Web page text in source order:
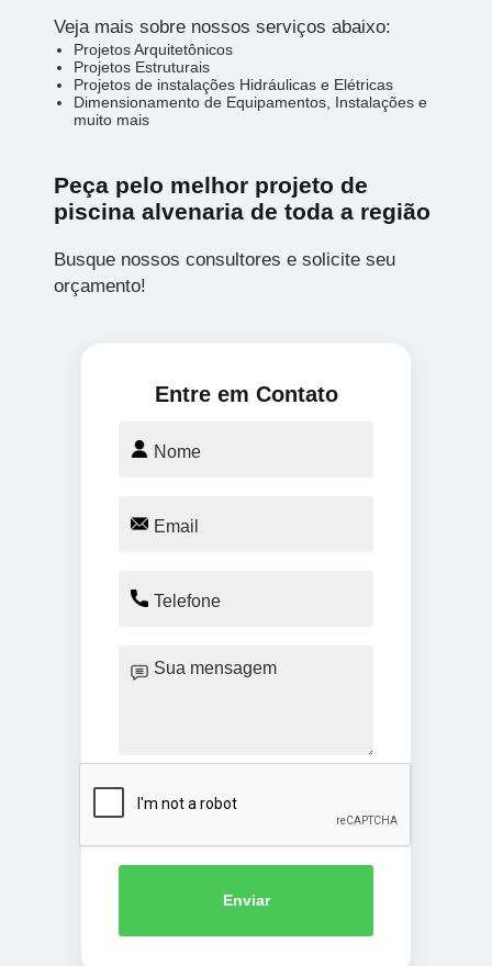
Veja mais sobre nossos serviços abaixo:
Projetos Arquitetônicos
Projetos Estruturais
Projetos de instalações Hidráulicas e Elétricas
Dimensionamento de Equipamentos, Instalações e
muito mais
Peça pelo melhor projeto de
piscina alvenaria de toda a região
Busque nossos consultores e solicite seu
orçamento!
Entre em Contato
Enviar